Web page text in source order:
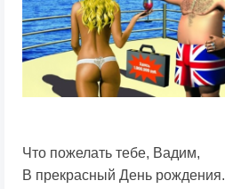
Что пожелать тебе, Вадим,
В прекрасный День рождения.